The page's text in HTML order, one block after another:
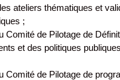
ateliers thématiques et
;
Comité de Pilotage de
et des politiques
Comité de Pilotage de